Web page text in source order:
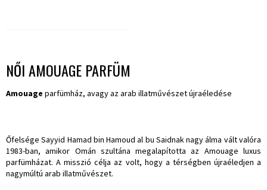
NŐI AMOUAGE PARFÜM
Amouage parfümház, avagy az arab illatművészet újraéledése
Őfelsége Sayyid Hamad bin Hamoud al bu Saidnak nagy álma vált valóra
1983-ban, amikor Omán szultána megalapította az Amouage luxus
parfümházat. A misszió célja az volt, hogy a térségben újraéledjen a
nagymúltú arab illatművészet.